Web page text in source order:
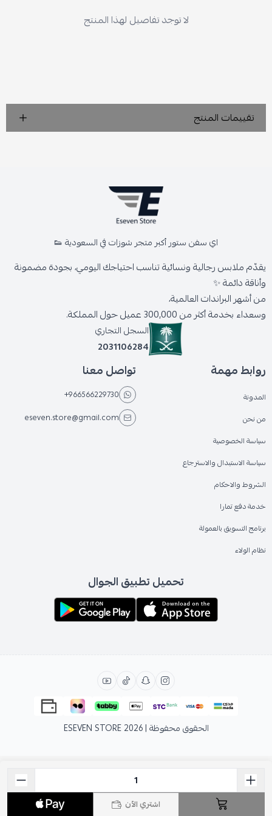
اشتري الآن
لا توجد تفاصيل لهذا المنتج
تقييمات المنتج
اي سفن ستور أكبر متجر شوزات في السعودية 👟
يقدّم ملابس رجالية ونسائية تناسب احتياجك اليومي، بجودة مضمونة
وأناقة دائمة ✨
من أشهر البراندات العالمية،
وسعداء بخدمة أكثر من 300,000 عميل حول المملكة.
السجل التجاري
2031106284
روابط مهمة
المدونة
من نحن
سياسة الخصوصية
سياسة الاستبدال والاسترجاع
الشروط والاحكام
خدمة دفع تمارا
برنامج التسويق بالعمولة
نظام الولاء
تواصل معنا
+966566229730
eseven.store@gmail.com
تحميل تطبيق الجوال
الحقوق محفوظة | 2026 ESEVEN STORE